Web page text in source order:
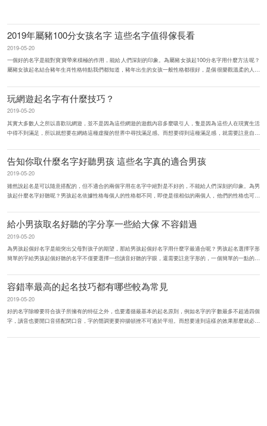
2019年屬豬100分女孩名字 這些名字值得傢長看
2019-05-20
一個好的名字是能對寶寶帶來積極的作用，能給人們深刻的印象。為屬豬女孩起100分名字用什麼方法呢？
屬豬女孩起名結合豬年生肖性格特點我們都知道，豬年出生的女孩一般性格都很好，是個很樂觀溫柔的人，
玩網遊起名字有什麼技巧？
2019-05-20
其實大多數人之所以喜歡玩網遊，並不是因為這些網遊的遊戲內容多麼吸引人，隻是因為這些人在現實生活
中得不到滿足，所以就想要在網絡這種虛擬的世界中尋找滿足感。而想要得到這種滿足感，就需要註意自己
告知你取什麼名字好聽男孩 這些名字真的適合男孩
2019-05-20
雖然說起名是可以隨意搭配的，但不適合的兩個字用在名字中絕對是不好的，不能給人們深刻的印象。為男
孩起什麼名字好聽呢？男孩起名依據性格每個人的性格都不同，即使是很相似的兩個人，他們的性格也可能
給小男孩取名好聽的字分享一些給大傢 不容錯過
2019-05-20
為男孩起個好名字是能突出父母對孩子的期望，那給男孩起個好名字用什麼字最適合呢？男孩起名選擇字形
簡單的字給男孩起個好聽的名字不僅要選擇一些讀音好聽的字眼，還需要註意字形的，一個簡單的一點的名
容錯率最高的起名技巧都有哪些較為常見
2019-05-20
好的名字除瞭要符合孩子所擁有的特征之外，也要遵循最基本的起名原則，例如名字的字數最多不超過四個
字，讀音也要開口音搭配閉口音，字的聲調更要抑揚頓挫不可過於平坦。而想要達到這樣的效果那麼就必須